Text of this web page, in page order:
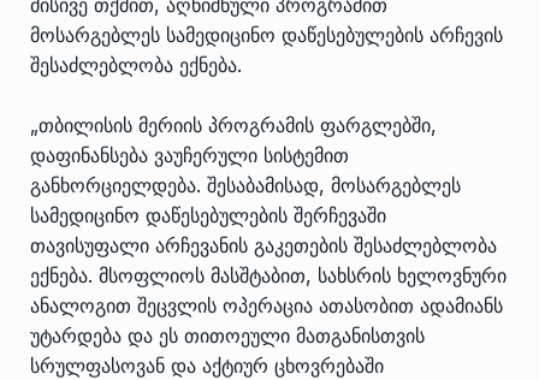
მისივე თქმით, აღნიშნული პროგრამით
მოსარგებლეს სამედიცინო დაწესებულების არჩევის
შესაძლებლობა ექნება.
„თბილისის მერიის პროგრამის ფარგლებში,
დაფინანსება ვაუჩერული სისტემით
განხორციელდება. შესაბამისად, მოსარგებლეს
სამედიცინო დაწესებულების შერჩევაში
თავისუფალი არჩევანის გაკეთების შესაძლებლობა
ექნება. მსოფლიოს მასშტაბით, სახსრის ხელოვნური
ანალოგით შეცვლის ოპერაცია ათასობით ადამიანს
უტარდება და ეს თითოეული მათგანისთვის
სრულფასოვან და აქტიურ ცხოვრებაში